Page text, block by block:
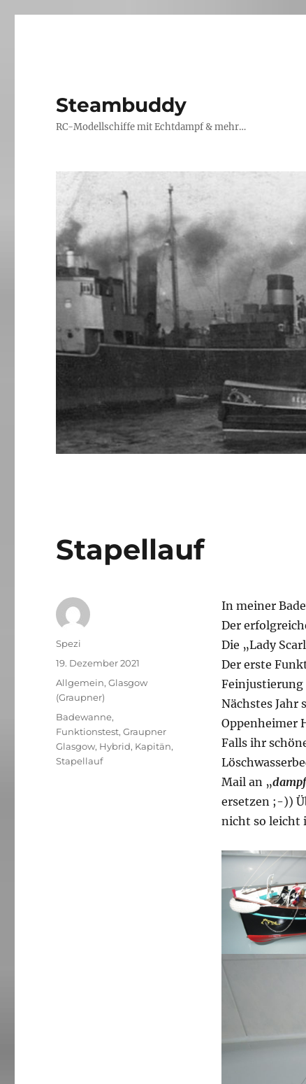
Steambuddy
RC-Modellschiffe mit Echtdampf & mehr…
Stapellauf
In meiner
Der
Die „Lady
Der erste
Feinjustierung
Nächstes Jahr
Oppenheimer
Falls ihr
Mail an „
ersetzen ;-))
nicht so leicht
Autor
Spezi
Veröffentlicht
am
19. Dezember 2021
Kategorien
Allgemein,Glasgow
(Graupner)
Schlagwörter
Badewanne,
Funktionstest,Graupner
Glasgow, Hybrid, Kapitän,
Stapellauf